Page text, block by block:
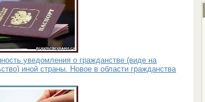
уведомления о гражданстве (виде на
иной страны. Новое в области гражданства